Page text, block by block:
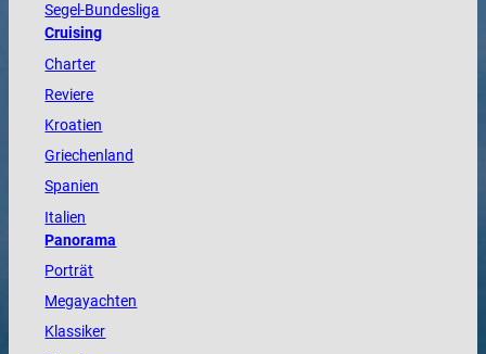
Segel-Bundesliga
Cruising
Charter
Reviere
Kroatien
Griechenland
Spanien
Italien
Panorama
Porträt
Megayachten
Klassiker